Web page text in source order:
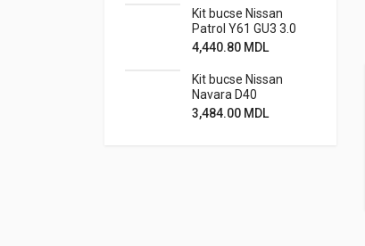
road
Kit bucse Nissan
Patrol Y61 GU3 3.0
standard cu bucse
metalice+stabiliz.
off-road
4,440.80 MDL
Kit bucse Nissan
Navara D40
3,484.00 MDL